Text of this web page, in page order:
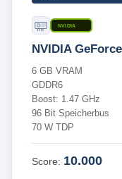
NVIDIA
NVIDIA
6 GB VRAM
GDDR6
Boost: 1.47 GHz
96 Bit Speicherbus
70 W TDP
Score: 10.000